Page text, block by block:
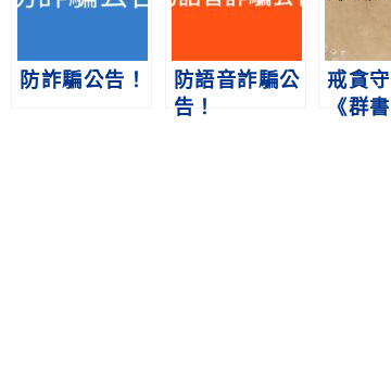
防詐騙公告！
防語音詐騙公
告！
戒貪守
《群